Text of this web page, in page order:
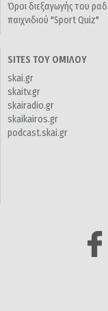
Όροι διεξαγωγής του
παιχνιδιού "Sport Quiz"
SITES ΤΟΥ ΟΜΙΛΟΥ
skai.gr
skaitv.gr
skairadio.gr
skaikairos.gr
podcast.skai.gr